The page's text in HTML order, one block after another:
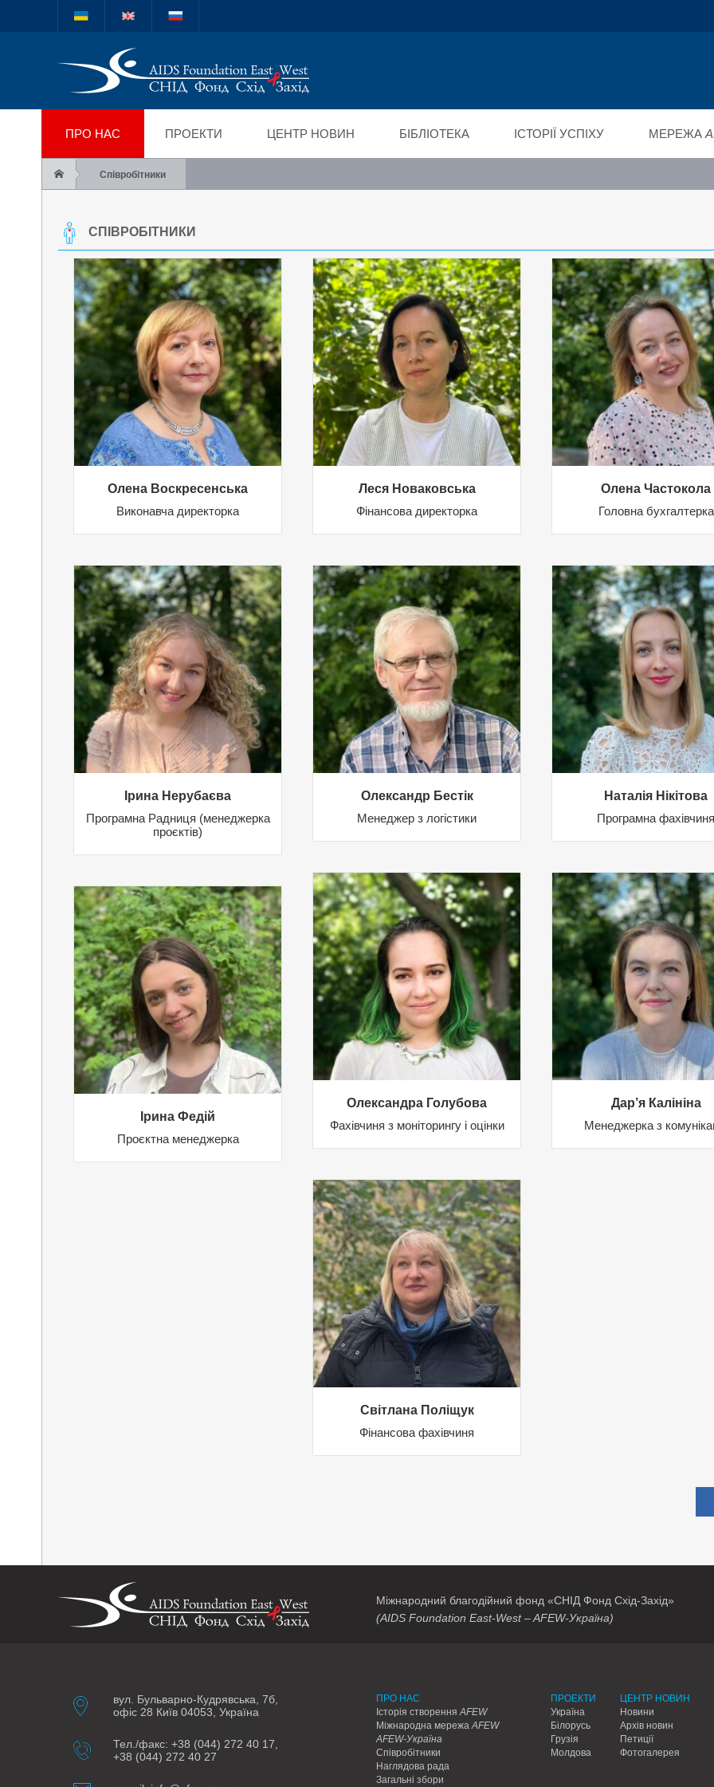
Міжнародний благодійний фонд
"СНІД Фонд Схід-Захід"
ПРО НАС ПРОЕКТИ ЦЕНТР НОВИН БІБЛІОТЕКА ІСТОРІЇ УСПІХУ МЕРЕЖА
Співробітники
СПІВРОБІТНИКИ
Олена Воскресенська
Виконавча директорка
Леся Новаковська
Фінансова директорка
Олена Частокола
Головна бухгалтерка
Ірина Нерубаєва
Програмна Радниця (менеджерка
проєктів)
Олександр Бестік
Менеджер з логістики
Наталія Нікітова
Програмна фахівчиня
Олександра Голубова
Фахівчиня з моніторингу і оцінки
Дар’я Калініна
Менеджерка з
Ірина Федій
Проєктна менеджерка
Світлана Поліщук
Фінансова фахівчиня
Міжнародний благодійний фонд «СНІД Фонд Схід-Захід»
(AIDS Foundation East-West – AFEW-Україна)
вул. Бульварно-Кудрявська, 7б,
офіс 28 Київ 04053, Україна
Тел./факс: +38 (044) 272 40 17,
+38 (044) 272 40 27
ПРО НАС
Історія створенняAFEW
Міжнародна мережаAFEW
AFEW-Україна
Співробітники
Наглядова рада
Загальні збори
ПРОЕКТИ
Україна
Білорусь
Грузія
Молдова
ЦЕНТР НОВИН
Новини
Архів новин
Петиції
Фотогалерея